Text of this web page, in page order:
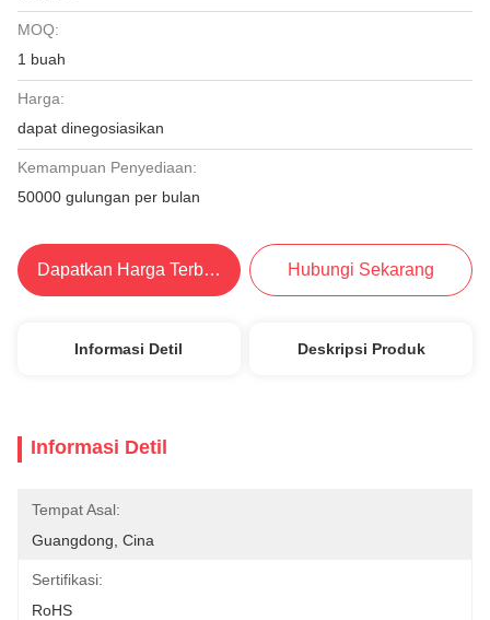
MOQ:
1 buah
Harga:
dapat dinegosiasikan
Kemampuan Penyediaan:
50000 gulungan per bulan
Dapatkan Harga Terbaik Hubungi Sekarang
Informasi Detil Deskripsi Produk
Informasi Detil
Tempat Asal:
Guangdong, Cina
Sertifikasi:
RoHS